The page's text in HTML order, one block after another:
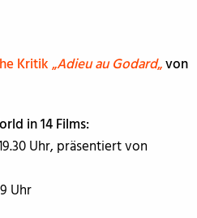
Kritik „Adieu au Godard„von
in 14 Films:
Uhr, präsentiert von
Uhr